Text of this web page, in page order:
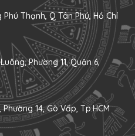
Phú Thạnh, Q Tân Phú, Hồ Chí
Phường 11, Quận 6,
Phường 14, Gò Vấp, Tp.HCM